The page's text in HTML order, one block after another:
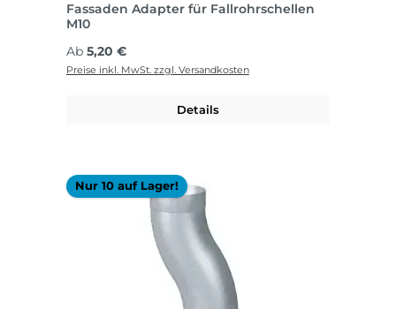
Fassaden Adapter für Fallrohrschellen
M10
Regulärer Preis:
Ab 5,20 €
Preise inkl. MwSt. zzgl. Versandkosten
Details
Nur 10 auf Lager!